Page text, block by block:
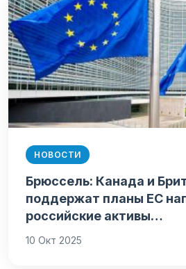
НОВОСТИ
Брюссель: Канада и
поддержат планы ЕС
российские активы…
10 Окт 2025